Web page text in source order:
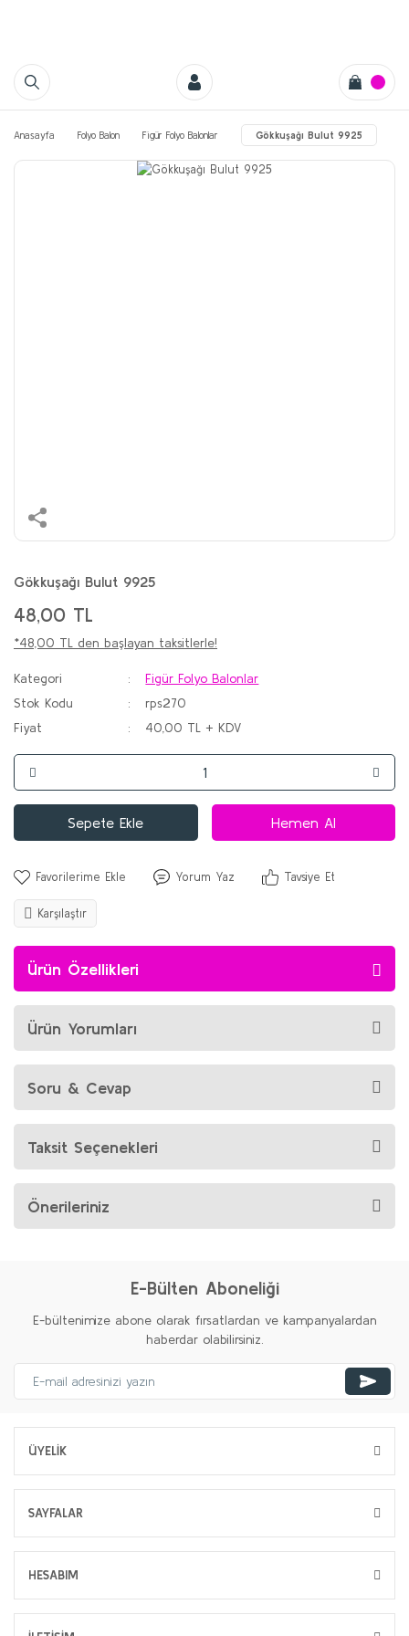
Anasayfa Folyo Balon Figür Folyo Balonlar Gökkuşağı Bulut 9925
Gökkuşağı Bulut 9925
48,00 TL
*48,00 TL den başlayan taksitlerle!
Kategori
Figür Folyo Balonlar
Stok Kodu
rps270
Fiyat
40,00 TL + KDV
Sepete Ekle Hemen Al
Yorum Yaz Tavsiye Et
Karşılaştır
Ürün Özellikleri
Ürün Yorumları
Soru & Cevap
Taksit Seçenekleri
Önerileriniz
E-Bülten Aboneliği
E-bültenimize abone olarak fırsatlardan ve kampanyalardan
haberdar olabilirsiniz.
ÜYELİK
SAYFALAR
HESABIM